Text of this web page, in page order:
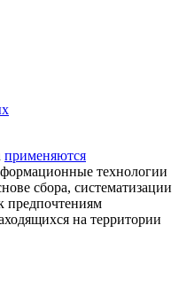
применяются
технологии
сбора, систематизации
предпочтениям
на территории